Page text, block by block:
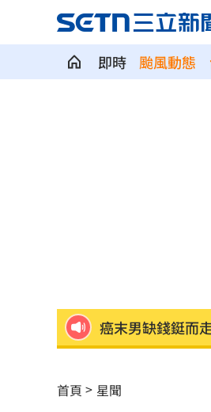
即時 颱風動態
癌末男缺錢鋌而
學霸牙醫槓離職
首頁 星聞